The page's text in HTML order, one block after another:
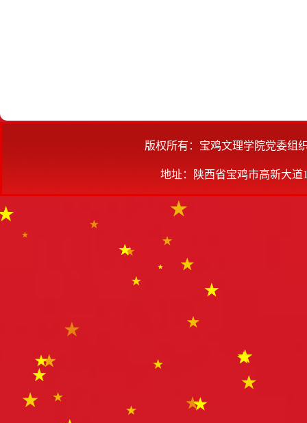
版权所有：宝鸡文理学院党委
地址：陕西省宝鸡市高新大道